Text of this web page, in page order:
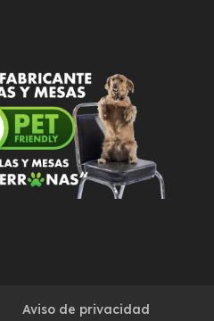
Aviso de privacidad